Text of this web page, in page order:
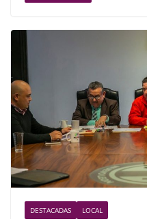
DESTACADAS LOCAL